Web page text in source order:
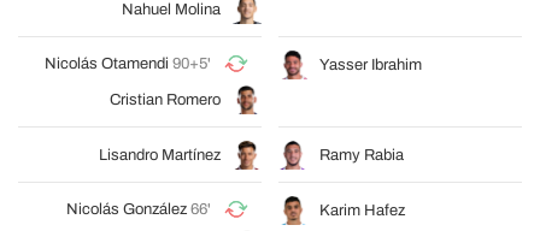
Nahuel Molina
Nicolás Otamendi 90+5'
Cristian Romero
Yasser Ibrahim
Lisandro Martínez Ramy Rabia
Nicolás González 66' Karim Hafez